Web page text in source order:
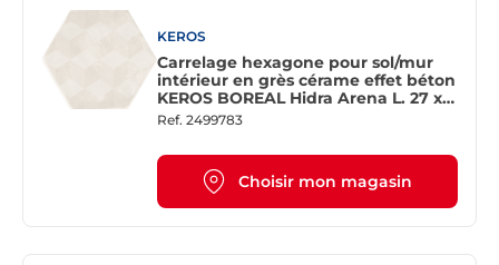
KEROS
Carrelage hexagone pour sol/mur
intérieur en grès cérame effet béton
KEROS BOREAL Hidra Arena L. 27 x l.
23 cm
Ref. 2499783
Choisir mon magasin